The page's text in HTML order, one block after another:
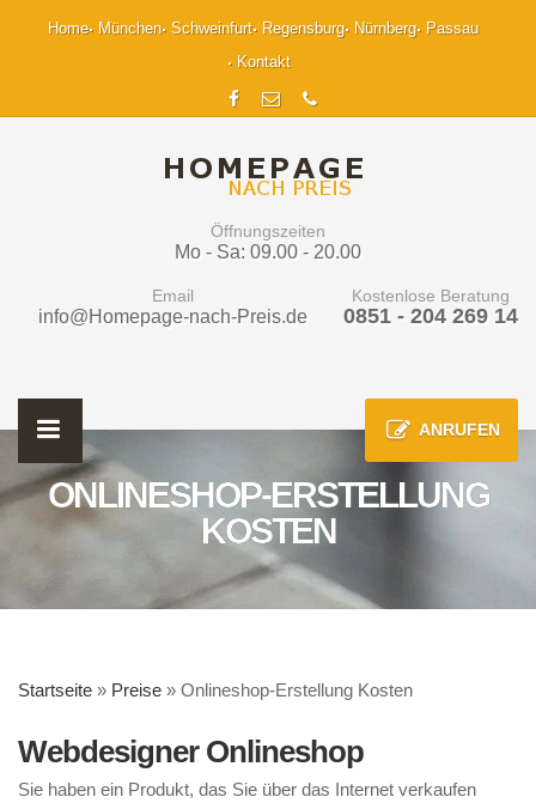
Home München Schweinfurt Regensburg Nürnberg
Passau
Kontakt
Öffnungszeiten
Mo - Sa: 09.00 - 20.00
Email
info@Homepage-nach-Preis.de
Kostenlose Beratung
0851 - 204 269 14
ANRUFEN
ONLINESHOP-ERSTELLUNG
KOSTEN
Startseite » Preise » Onlineshop-Erstellung Kosten
Webdesigner Onlineshop
Sie haben ein Produkt, das Sie über das Internet verkaufen